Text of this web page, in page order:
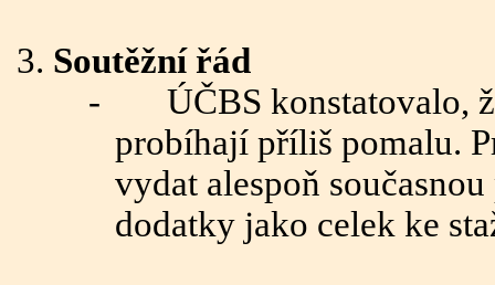
Soutěžní řád
-
ÚČBS konstatovalo,
probíhají příliš pomalu.
vydat alespoň
dodatky jako celek ke